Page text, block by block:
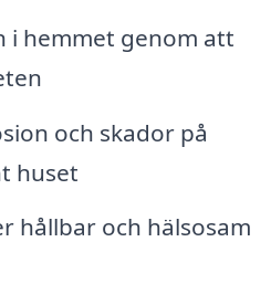
i hemmet genom att
och skador på
huset
hållbar och hälsosam